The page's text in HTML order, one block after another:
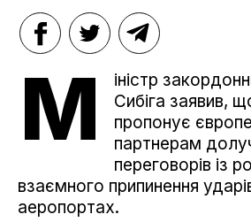
М
іністр
Сибіга заявив,
пропонує
партнерам
переговорів із
взаємного припинення
аеропортах.